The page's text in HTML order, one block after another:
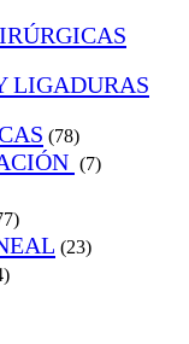
LIGADURAS
(78)
(7)
(23)